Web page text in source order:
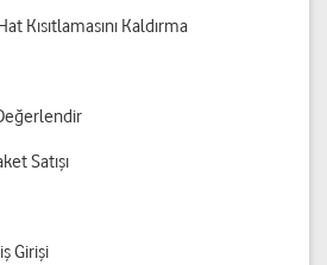
Kısıtlamasını Kaldırma
Satışı
Girişi